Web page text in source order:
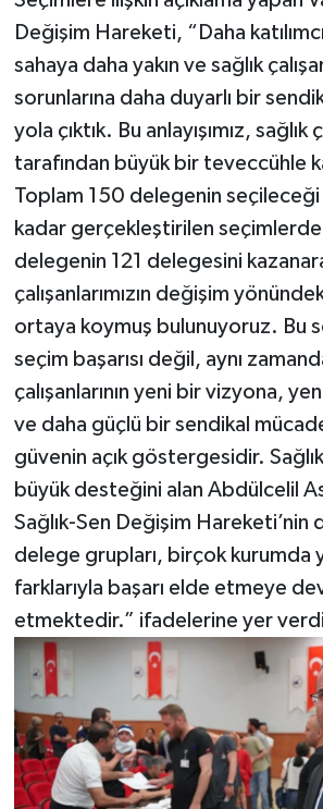
Değişim Hareketi, “Daha
sahaya daha yakın ve sağlık
sorunlarına daha duyarlı bir
yola çıktık. Bu anlayışımız, sağlık
tarafından büyük bir teveccühle
Toplam 150 delegenin seçileceği
kadar gerçekleştirilen seçimlerde
delegenin 121 delegesini
çalışanlarımızın değişim
ortaya koymuş bulunuyoruz. Bu
seçim başarısı değil, aynı
çalışanlarının yeni bir vizyona,
ve daha güçlü bir sendikal
güvenin açık göstergesidir. Sağlık
büyük desteğini alan Abdülcelil
Sağlık-Sen Değişim Hareketi’nin
delege grupları, birçok kurumda
farklarıyla başarı elde etmeye
etmektedir.” ifadelerine yer